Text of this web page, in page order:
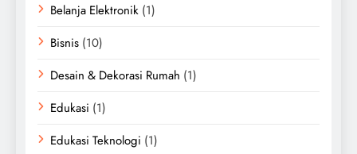
Belanja Elektronik (1)
Bisnis (10)
Desain & Dekorasi Rumah (1)
Edukasi (1)
Edukasi Teknologi (1)